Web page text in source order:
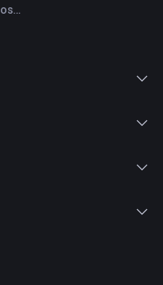
JPM (JPMorgan Chase) & Gráficos Atualizados em Tempo Real